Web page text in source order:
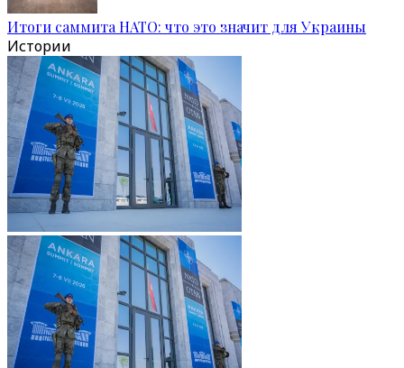
Итоги саммита НАТО: что это значит для Украины
Истории